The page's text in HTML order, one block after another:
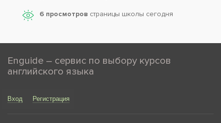
6 просмотров страницы школы сегодня
Enguide – сервис по выбору курсов
английского языка
Вход Регистрация